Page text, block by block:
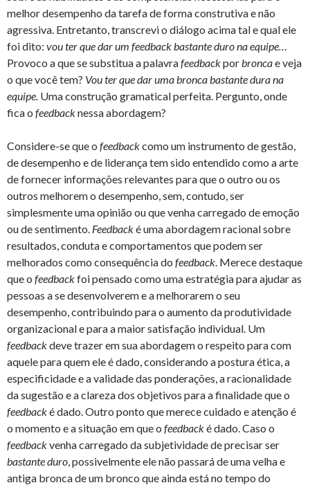
melhor desempenho da tarefa de forma construtiva e não
agressiva. Entretanto, transcrevi o diálogo acima tal e qual ele
foi dito: vou ter que dar um feedback bastante duro na equipe…
Provoco a que se substitua a palavrafeedbackpor broncae veja
o que você tem? Vou ter que dar uma bronca bastante dura na
equipe. Uma construção gramatical perfeita. Pergunto, onde
fica o feedbacknessa abordagem?
Considere-se que o feedbackcomo um instrumento de gestão,
de desempenho e de liderança tem sido entendido como a arte
de fornecer informações relevantes para que o outro ou os
outros melhorem o desempenho, sem, contudo, ser
simplesmente uma opinião ou que venha carregado de emoção
ou de sentimento. Feedbacké uma abordagem racional sobre
resultados, conduta e comportamentos que podem ser
melhorados como consequência do feedback . Merece destaque
que o feedbackfoi pensado como uma estratégia para ajudar as
pessoas a se desenvolverem e a melhorarem o seu
desempenho, contribuindo para o aumento da produtividade
organizacional e para a maior satisfação individual. Um
feedbackdeve trazer em sua abordagem o respeito para com
aquele para quem ele é dado, considerando a postura ética, a
especificidade e a validade das ponderações, a racionalidade
da sugestão e a clareza dos objetivos para a finalidade que o
feedbacké dado. Outro ponto que merece cuidado e atenção é
o momento e a situação em que o feedbacké dado. Caso o
feedbackvenha carregado da subjetividade de precisar ser
bastante duro , possivelmente ele não passará de uma velha e
antiga bronca de um bronco que ainda está no tempo do